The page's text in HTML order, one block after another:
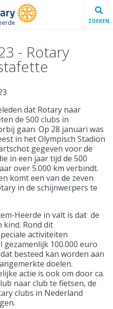
ZOEKEN
- Rotary
dat Rotary naar
de 500 clubs in
gaan. Op 28 januari was
in het Olympisch Stadion
gegeven voor de
in een jaar tijd de 500
over 5.000 km verbindt.
komt een van de zeven
in de schijnwerpers te
Heerde in valt is dat de
kind. Rond dit
activiteiten
100.000 euro
besteed kan worden aan
doelen.
actie is ook om door ca.
naar club te fietsen, de
clubs in Nederland